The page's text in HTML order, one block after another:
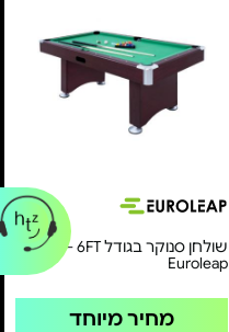
שולחן סנוקר בגודל 6FT - מבית
Euroleap
מחיר מיוחד